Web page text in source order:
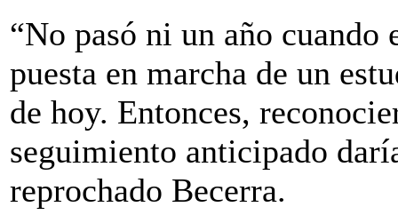
“No pasó ni un año
puesta en marcha de un
de hoy. Entonces,
seguimiento anticipado
reprochado Becerra.